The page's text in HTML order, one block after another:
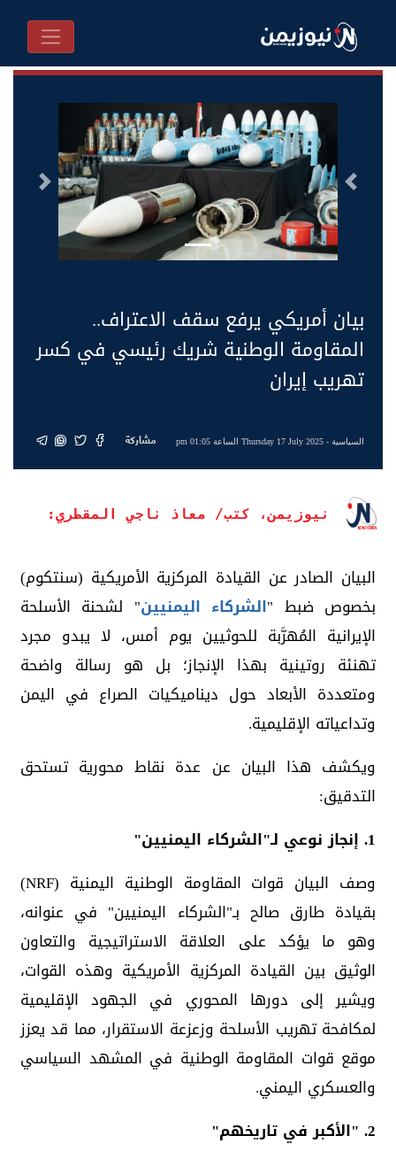
السابق التالى
بيان أمريكي يرفع سقف الاعتراف..
المقاومة الوطنية شريك رئيسي في كسر
تهريب إيران
السياسية- Thursday 17 July 2025 الساعة 01:05 pm مشاركة
نيوزيمن، كتب/ معاذ ناجي المقطري:
البيان الصادر عن القيادة المركزية الأمريكية (سنتكوم)
بخصوص ضبط "الشركاء اليمنيين" لشحنة الأسلحة
الإيرانية المُهرَّبة للحوثيين يوم أمس، لا يبدو مجرد
تهنئة روتينية بهذا الإنجاز؛ بل هو رسالة واضحة
ومتعددة الأبعاد حول ديناميكيات الصراع في اليمن
وتداعياته الإقليمية.
ويكشف هذا البيان عن عدة نقاط محورية تستحق
التدقيق:
1. إنجاز نوعي لـ"الشركاء اليمنيين"
وصف البيان قوات المقاومة الوطنية اليمنية (NRF)
بقيادة طارق صالح بـ"الشركاء اليمنيين" في عنوانه،
وهو ما يؤكد على العلاقة الاستراتيجية والتعاون
الوثيق بين القيادة المركزية الأمريكية وهذه القوات،
ويشير إلى دورها المحوري في الجهود الإقليمية
لمكافحة تهريب الأسلحة وزعزعة الاستقرار، مما قد يعزز
موقع قوات المقاومة الوطنية في المشهد السياسي
والعسكري اليمني.
2. "الأكبر في تاريخهم"